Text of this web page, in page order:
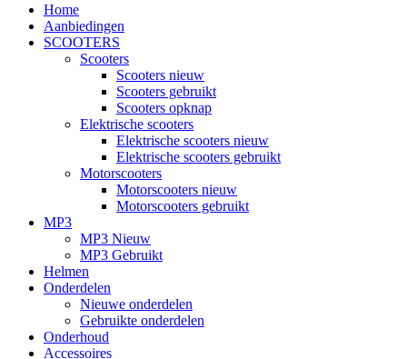
Home
Aanbiedingen
SCOOTERS
Scooters
Scooters nieuw
Scooters gebruikt
Scooters opknap
Elektrische scooters
Elektrische scooters nieuw
Elektrische scooters gebruikt
Motorscooters
Motorscooters nieuw
Motorscooters gebruikt
MP3
MP3 Nieuw
MP3 Gebruikt
Helmen
Onderdelen
Nieuwe onderdelen
Gebruikte onderdelen
Onderhoud
Accessoires